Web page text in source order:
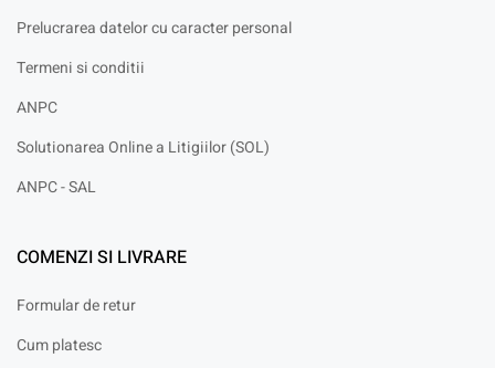
Prelucrarea datelor cu caracter personal
Termeni si conditii
ANPC
Solutionarea Online a Litigiilor (SOL)
ANPC - SAL
COMENZI SI LIVRARE
Formular de retur
Cum platesc